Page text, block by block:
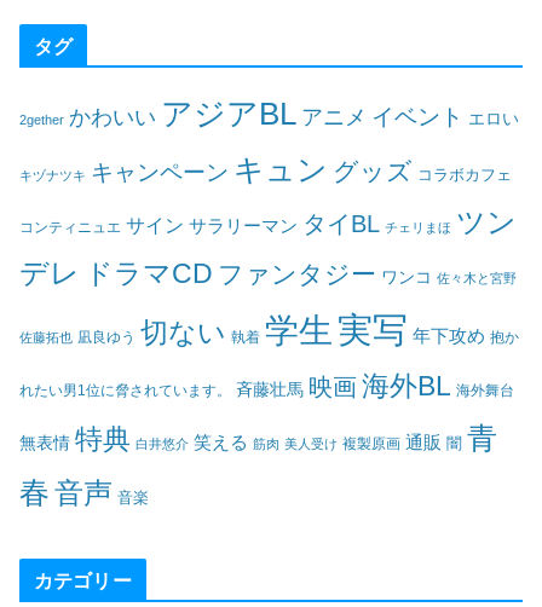
タグ
2gether かわいい アジアBL アニメ イベント エロい
キヅナツキ キャンペーン キュン グッズ コラボカフェ
コンティニュエ サイン サラリーマン タイBL チェリまほ ツン
デレ
ドラマCD ファンタジー ワンコ 佐々木と宮野
佐藤拓也 凪良ゆう 切ない 執着 学生 実写 年下攻め 抱か
れたい男1位に脅されています。 斉藤壮馬 映画海外BL 海外舞台
無表情 特典 白井悠介 笑える 筋肉 美人受け 複製原画 通販 闇 青
春音声 音楽
カテゴリー